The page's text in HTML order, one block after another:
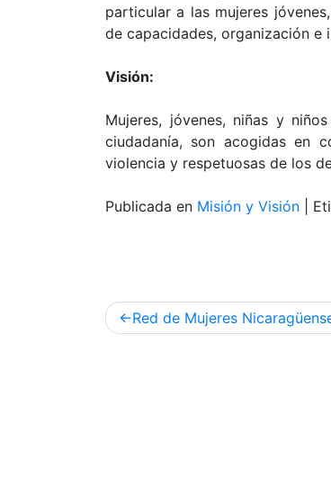
particular a las mujeres
de capacidades, organización
Visión:
Mujeres, jóvenes, niñas y
ciudadanía, son acogidas en
violencia y respetuosas de los
Publicada en Misión y Visión
Navegación
de
Red de Mujeres